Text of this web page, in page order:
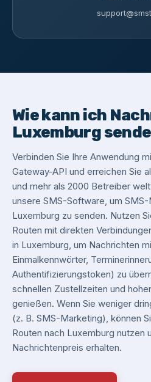
Wie kann ich
Luxemburg
Verbinden Sie Ihre Anwendung
Gateway-API und erreichen Sie
und mehr als 2000 Betreiber
unsere SMS-Software, um
Luxemburg zu senden. Nutzen
Routen mit direkten
in Luxemburg, um Nachrichten
Einmalkennwörter,
Authentifizierungstoken) zu
schnellen Zustellzeiten und
genießen. Wenn Sie weniger
(z. B. SMS-Marketing), können
Routen nach Luxemburg nutzen
Nachrichtenpreis erhalten.